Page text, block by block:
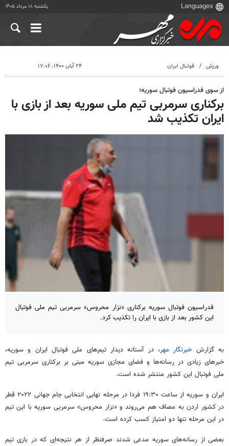
یکشنبه ۱۸ مرداد ۱۴۰۵
ورزش فوتبال ایران ۲۴ آبان ۱۴۰۰، ۱۷:۰۶
از سوی فدراسیون فوتبال سوریه؛
برکناری سرمربی تیم ملی سوریه بعد از بازی با
ایران تکذیب شد
فدراسیون فوتبال سوریه برکناری «نزار محروس» سرمربی تیم ملی فوتبال
این کشور بعد از بازی با ایران را تکذیب کرد.
به گزارش خبرنگار مهر، در آستانه دیدار تیم‌های ملی فوتبال ایران و سوریه،
خبرهای زیادی در رسانه‌ها و فضای مجازی سوریه مبنی بر برکناری سرمربی تیم
ملی فوتبال این کشور منتشر شده است.
ایران و سوریه از ساعت ۱۹:۳۰ فردا در مرحله نهایی انتخابی جام جهانی ۲۰۲۲ قطر
در کشور اردن به مصاف هم می‌روند و «نزار محروس» سرمربی سوریه با این تیم
در این مرحله تنها دو امتیاز کسب کرده است.
بعضی از رسانه‌های سوریه مدعی شدند صرفنظر از هر نتیجه‌ای که در بازی تیم